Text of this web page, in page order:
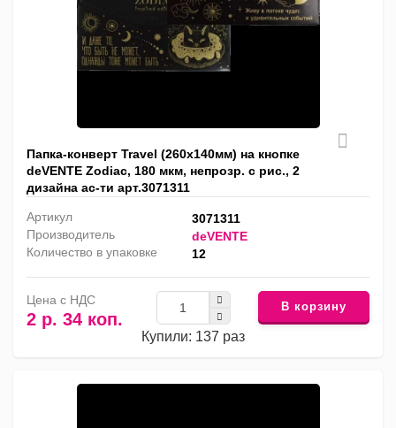
Папка-конверт Travel (260x140мм) на кнопке
deVENTE Zodiac, 180 мкм, непрозр. с рис., 2
дизайна ас-ти арт.3071311
Артикул
3071311
Производитель
deVENTE
Количество в упаковке
12
Цена с НДС
2 р. 34 коп.
Купили: 137 раз
В корзину